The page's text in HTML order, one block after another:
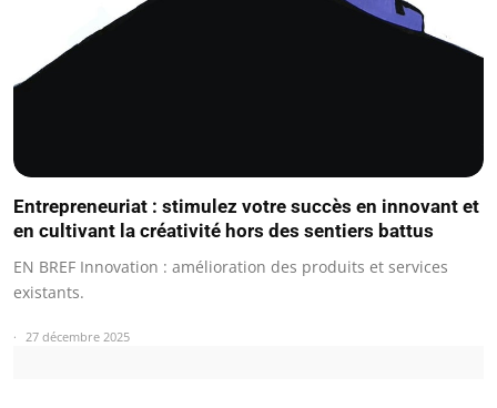
Entrepreneuriat : stimulez votre succès en innovant et
en cultivant la créativité hors des sentiers battus
EN BREF Innovation : amélioration des produits et services
existants.
27 décembre 2025